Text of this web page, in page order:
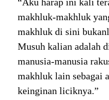
makhluk-makhluk
makhluk di sini
Musuh kalian adalah
manusia-manusia
makhluk lain sebagai
keinginan liciknya.”